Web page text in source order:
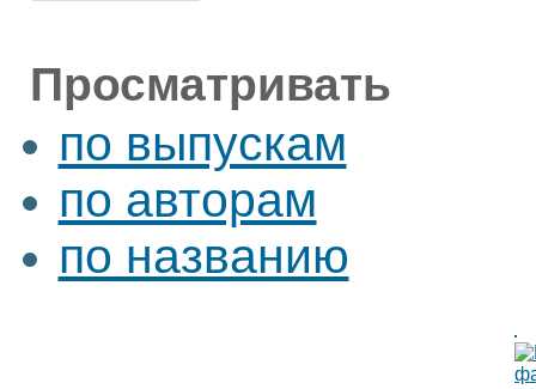
Просматривать
по выпускам
по авторам
по названию